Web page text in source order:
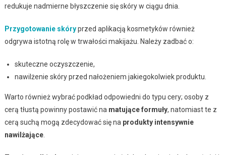
redukuje nadmierne błyszczenie się skóry w ciągu dnia.
Przygotowanie skóryprzed aplikacją kosmetyków również
odgrywa istotną rolę w trwałości makijażu. Należy zadbać o:
skuteczne oczyszczenie,
nawilżenie skóry przed nałożeniem jakiegokolwiek produktu.
Warto również wybrać podkład odpowiedni do typu cery; osoby z
cerą tłustą powinny postawić na matujące formuły, natomiast te z
cerą suchą mogą zdecydować się na produkty intensywnie
nawilżające.